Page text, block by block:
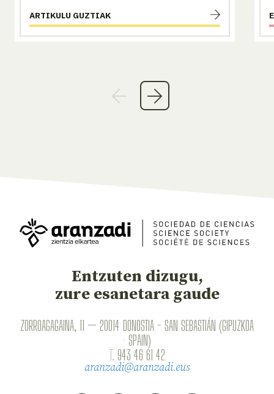
ARTIKULU GUZTIAK
Entzuten dizugu,
zure esanetara gaude
ZORROAGAGAINA, 11 — 20014 DONOSTIA - SAN SEBASTIÁN (GIPUZKOA
· SPAIN)
T. 943 46 61 42
aranzadi@aranzadi.eus